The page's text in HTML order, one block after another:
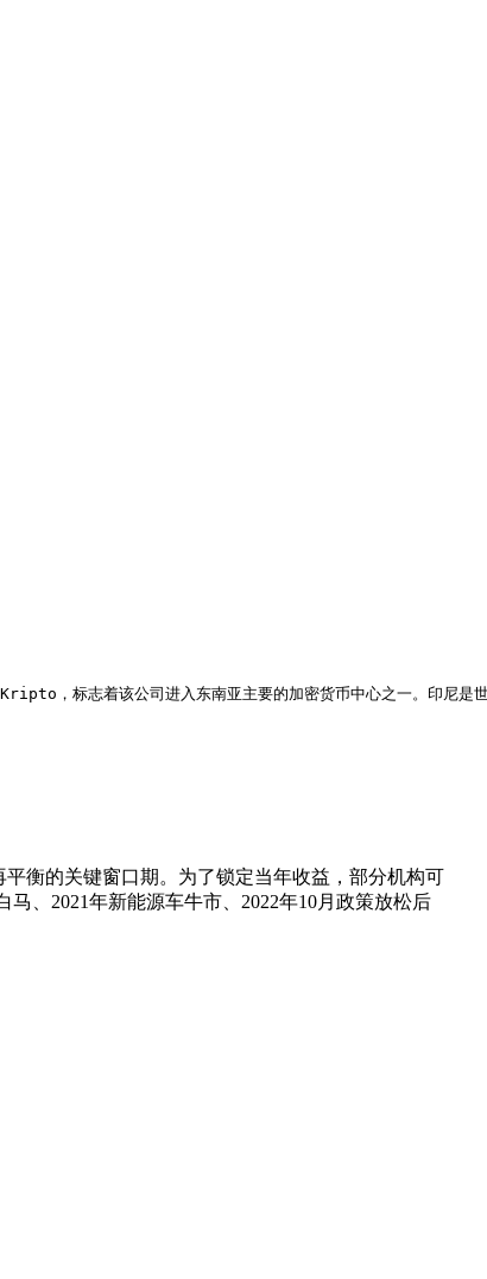
着该公司进入东南亚主要的加密货币中心之一。印尼是世界
衡的关键窗口期。为了锁定当年收益，部分机构可
、2021年新能源车牛市、2022年10月政策放松后